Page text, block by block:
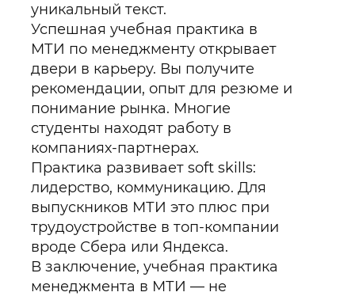
уникальный текст.
Успешная учебная практика в
МТИ по менеджменту открывает
двери в карьеру. Вы получите
рекомендации, опыт для резюме и
понимание рынка. Многие
студенты находят работу в
компаниях-партнерах.
Практика развивает soft skills:
лидерство, коммуникацию. Для
выпускников МТИ это плюс при
трудоустройстве в топ-компании
вроде Сбера или Яндекса.
В заключение, учебная практика
менеджмента в МТИ — не